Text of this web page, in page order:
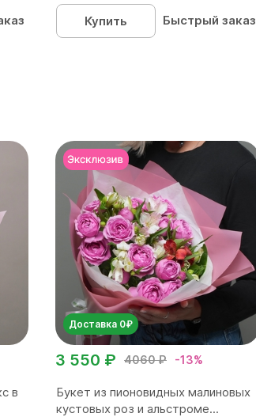
Купить
Быстрый заказ
в
Доставка 0₽
4060 ₽ -13%
3 550 ₽
Букет из пионовидных малиновых
кустовых роз и альстроме...